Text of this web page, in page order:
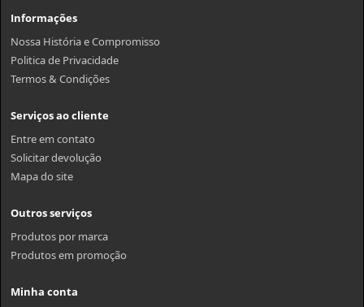
Informações
Nossa História e Compromisso
Politica de Privacidade
Termos & Condições
Serviços ao cliente
Entre em contato
Solicitar devolução
Mapa do site
Outros serviços
Produtos por marca
Produtos em promoção
Minha conta